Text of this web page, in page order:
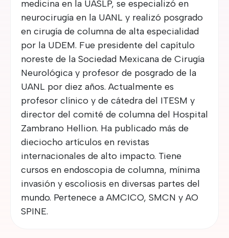
medicina en la UASLP, se especializó en
neurocirugía en la UANL y realizó posgrado
en cirugía de columna de alta especialidad
por la UDEM. Fue presidente del capítulo
noreste de la Sociedad Mexicana de Cirugía
Neurológica y profesor de posgrado de la
UANL por diez años. Actualmente es
profesor clínico y de cátedra del ITESM y
director del comité de columna del Hospital
Zambrano Hellion. Ha publicado más de
dieciocho artículos en revistas
internacionales de alto impacto. Tiene
cursos en endoscopia de columna, mínima
invasión y escoliosis en diversas partes del
mundo. Pertenece a AMCICO, SMCN y AO
SPINE.